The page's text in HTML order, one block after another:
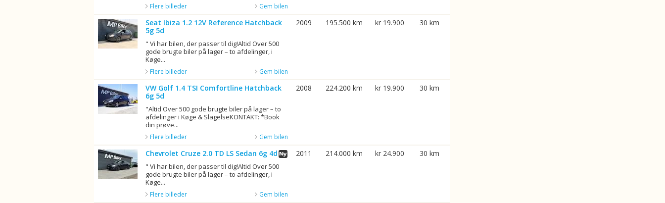
Gem bilen
Flere billeder
Seat Ibiza 1.2 12V Reference Hatchback
5g 5d
" Vi har bilen, der passer til dig!Altid Over 500
gode brugte biler på lager – to afdelinger, i
Køge...
Gem bilen
Flere billeder
2009 195.500 km kr 19.900 30 km
VW Golf 1.4 TSI Comfortline Hatchback
6g 5d
"Altid Over 500 gode brugte biler på lager – to
afdelinger i Køge & SlagelseKONTAKT: *Book
din prøve...
Gem bilen
Flere billeder
2008 224.200 km kr 19.900 30 km
Chevrolet Cruze 2.0 TD LS Sedan 6g 4d
" Vi har bilen, der passer til dig!Altid Over 500
gode brugte biler på lager – to afdelinger, i
Køge...
Gem bilen
Flere billeder
2011 214.000 km kr 24.900 30 km